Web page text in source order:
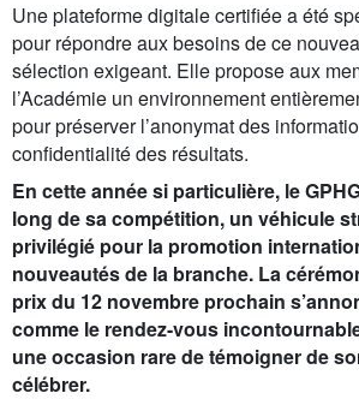
Une plateforme digitale certifiée a été
pour répondre aux besoins de ce
sélection exigeant. Elle propose aux
l’Académie un environnement
pour préserver l’anonymat des
confidentialité des résultats.
En cette année si particulière, le
long de sa compétition, un véhicule
privilégié pour la promotion
nouveautés de la branche. La
prix du 12 novembre prochain
comme le rendez-vous
une occasion rare de témoigner de
célébrer.